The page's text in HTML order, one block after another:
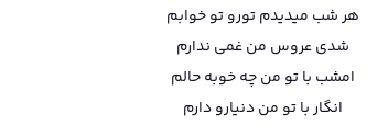
هر شب میدیدم تورو تو خوابم
شدی عروس من غمی ندارم
امشب با تو من چه خوبه حالم
انگار با تو من دنیارو دارم